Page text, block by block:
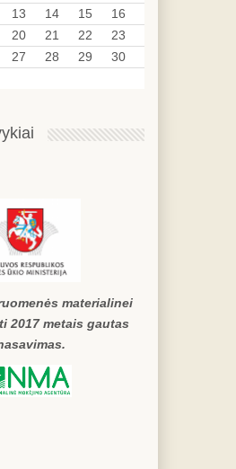
13 14 15
16
20 21 22
23
27 28 29
30
materialinei
2017 metais gautas